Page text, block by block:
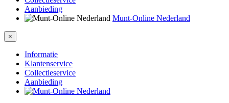
Aanbieding
Munt-Online Nederland
×
Informatie
Klantenservice
Collectieservice
Aanbieding